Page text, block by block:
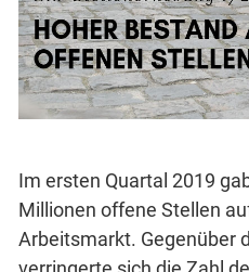
Im ersten Quartal 2019
Millionen offene Stellen
Arbeitsmarkt. Gegenüber